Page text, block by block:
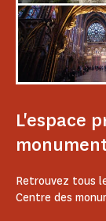
L'espace
Retrouvez tous
Centre des